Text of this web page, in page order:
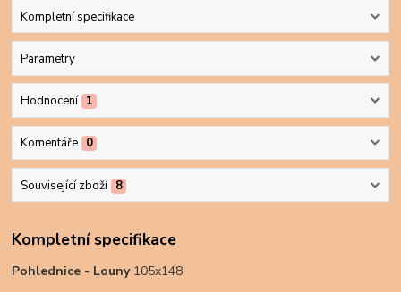
Kompletní specifikace
Parametry
Hodnocení 1
Komentáře 0
Související zboží 8
Kompletní specifikace
Pohlednice - Louny105x148